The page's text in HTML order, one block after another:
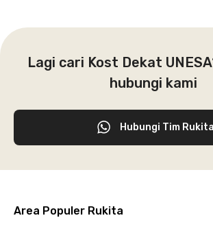
Lagi cari Kost Dekat
hubungi kami
Hubungi Tim Rukita
Area Populer Rukita